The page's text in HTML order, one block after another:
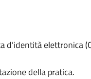
d’identità elettronica
della pratica.